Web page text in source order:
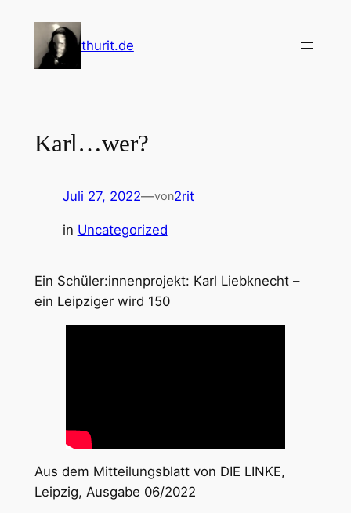
springen
thurit.de
Karl…wer?
Juli 27, 2022—von2rit
in Uncategorized
Ein Schüler:innenprojekt: Karl Liebknecht –
ein Leipziger wird 150
Aus dem Mitteilungsblatt von DIE LINKE,
Leipzig, Ausgabe 06/2022